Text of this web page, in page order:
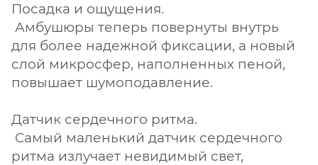
Посадка и ощущения.
Амбушюры теперь повернуты внутрь
для более надежной фиксации, а новый
слой микросфер, наполненных пеной,
повышает шумоподавление.
Датчик сердечного ритма.
Cамый маленький датчик сердечного
ритма излучает невидимый свет,